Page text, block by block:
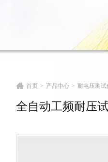
首页 > 产品中心 > 耐电压测试
全自动工频耐压